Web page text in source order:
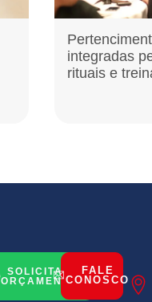
integradas
rituais e
SOLICITAR
ORÇAMENTO
FALE
CONOSCO